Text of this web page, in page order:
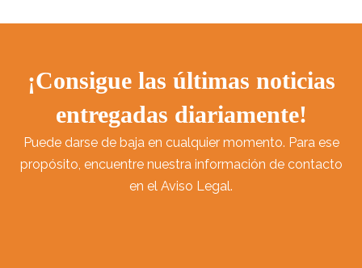
¡Consigue las últimas noticias
entregadas diariamente!
Puede darse de baja en cualquier momento. Para ese
propósito, encuentre nuestra información de contacto
en el Aviso Legal.